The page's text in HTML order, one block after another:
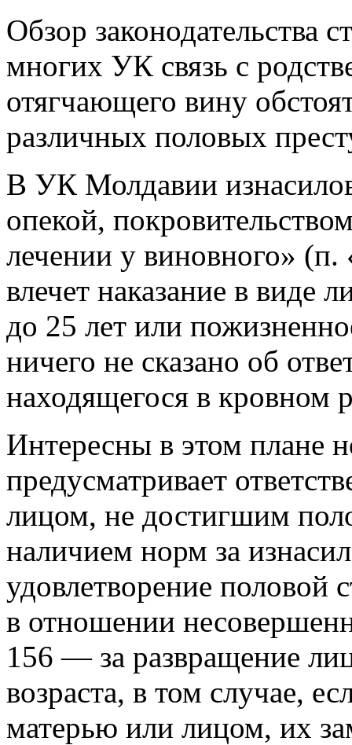
Обзор законодательства
многих УК связь с
отягчающего вину
различных половых
В УК Молдавии
опекой,
лечении у виновного»
влечет наказание в виде
до 25 лет или
ничего не сказано об
находящегося в кровном
Интересны в этом плане
предусматривает
лицом, не достигшим
наличием норм за
удовлетворение половой
в отношении
156 — за развращение
возраста, в том случае,
матерью или лицом, их